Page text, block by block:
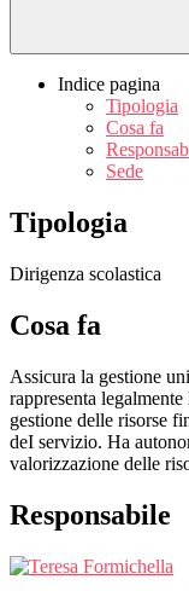
Indice pagina
Tipologia
Cosa fa
Sede
Tipologia
Dirigenza scolastica
Cosa fa
Assicura la gestione
rappresenta
gestione delle risorse
deI servizio. Ha
valorizzazione delle
Responsabile